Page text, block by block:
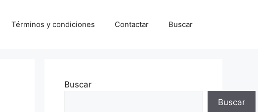
Términos y condiciones Contactar Buscar
Buscar
Buscar